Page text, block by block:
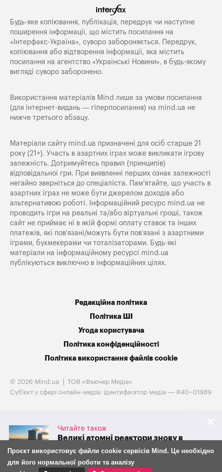
Читайте також
Великі атомні реактори знову в
грі. Westinghouse готується до
IPO на тлі потужної підтримки
адміністрації Трампа
Будь-яке копiювання, публiкацiя, передрук чи наступне
поширення iнформацiї, що мiстить посилання на
«Iнтерфакс-Україна», суворо забороняється. Передрук,
копіювання або відтворення інформації, яка містить
посилання на агентство «Українські Новини», в будь-якому
вигляді суворо заборонено.
Використання матеріалів Mind лише за умови посилання
(для інтернет-видань — гіперпосилання) на mind.ua не
нижче третього абзацу.
Матеріали сайту mind.ua призначені для осіб старше 21
року (21+). Участь в азартних іграх може викликати ігрову
залежність. Дотримуйтесь правил (принципів)
відповідальної гри. При виявленні перших ознак залежності
негайно зверніться до спеціаліста. Пам'ятайте, що участь в
азартних іграх не може бути джерелом доходів або
альтернативою роботі. Інформаційний ресурс mind.ua не
проводить ігри на реальні та/або віртуальні гроші, також
сайт не приймає ні в якій формі оплату ставок та інших
платежів, які пов’язані/можуть бути пов’язані з азартними
іграми, букмекерами чи тоталізаторами. Будь-які
матеріали на інформаційному ресурсі mind.ua
публікуються виключно в інформаційних цілях.
Редакційна політика
Політика ШІ
Угода користувача
Політика конфіденційності
Політика використання файлів cookie
© 2026 Mind.ua
ТОВ «Фьючер Медiа»
Cуб'єкт у сфері онлайн-медіа; ідентифікатор медіа — R40−01989
Проєкт використовує файли cookie сервісів Mind. Це необхідно
для його нормальної роботи та аналізу